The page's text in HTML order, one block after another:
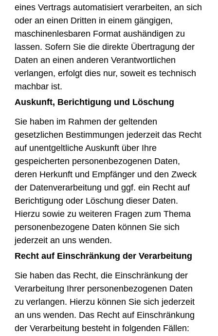
eines Vertrags automatisiert verarbeiten, an sich
oder an einen Dritten in einem gängigen,
maschinenlesbaren Format aushändigen zu
lassen. Sofern Sie die direkte Übertragung der
Daten an einen anderen Verantwortlichen
verlangen, erfolgt dies nur, soweit es technisch
machbar ist.
Auskunft, Berichtigung und Löschung
Sie haben im Rahmen der geltenden
gesetzlichen Bestimmungen jederzeit das Recht
auf unentgeltliche Auskunft über Ihre
gespeicherten personenbezogenen Daten,
deren Herkunft und Empfänger und den Zweck
der Datenverarbeitung und ggf. ein Recht auf
Berichtigung oder Löschung dieser Daten.
Hierzu sowie zu weiteren Fragen zum Thema
personenbezogene Daten können Sie sich
jederzeit an uns wenden.
Recht auf Einschränkung der Verarbeitung
Sie haben das Recht, die Einschränkung der
Verarbeitung Ihrer personenbezogenen Daten
zu verlangen. Hierzu können Sie sich jederzeit
an uns wenden. Das Recht auf Einschränkung
der Verarbeitung besteht in folgenden Fällen: